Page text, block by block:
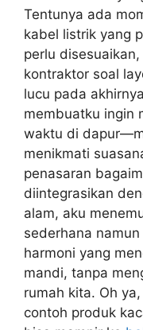
Tentunya ada
kabel listrik yang
perlu
kontraktor soal
lucu pada
membuatku ingin
waktu di
menikmati
penasaran
diintegrasikan
alam, aku
sederhana
harmoni yang
mandi, tanpa
rumah kita. Oh
contoh produk